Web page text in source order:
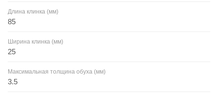
Длина клинка (мм)
85
Ширина клинка (мм)
25
Максимальная толщина обуха (мм)
3.5